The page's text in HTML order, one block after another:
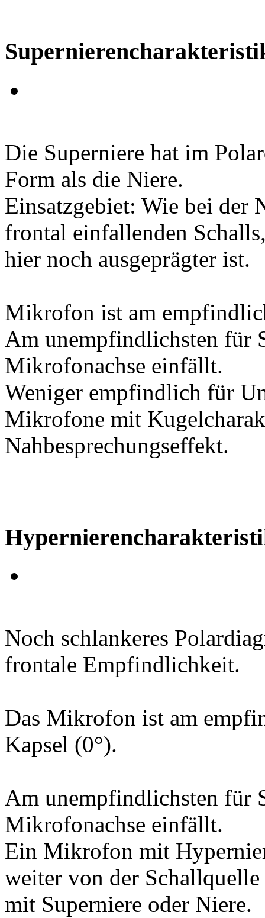
Die Superniere hat im
Form als die Niere.
Einsatzgebiet: Wie bei der
frontal einfallenden
hier noch ausgeprägter ist.
Mikrofon ist am
Am unempfindlichsten für
Mikrofonachse einfällt.
Weniger empfindlich für
Mikrofone mit
Nahbesprechungseffekt.
Noch schlankeres
frontale Empfindlichkeit.
Das Mikrofon ist am
Kapsel (0°).
Am unempfindlichsten für
Mikrofonachse einfällt.
Ein Mikrofon mit
weiter von der
mit Superniere oder Niere.